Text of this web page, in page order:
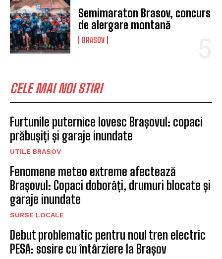
Semimaraton Brasov, concurs
de alergare montană
BRASOV
CELE MAI NOI STIRI
Furtunile puternice lovesc Brașovul: copaci
prăbușiți și garaje inundate
UTILE BRASOV
Fenomene meteo extreme afectează
Brașovul: Copaci doborâți, drumuri blocate și
garaje inundate
SURSE LOCALE
Debut problematic pentru noul tren electric
PESA: sosire cu întârziere la Brașov